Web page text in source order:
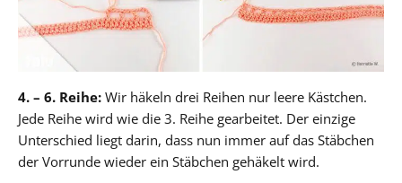
4. – 6. Reihe: Wir häkeln drei Reihen nur leere Kästchen.
Jede Reihe wird wie die 3. Reihe gearbeitet. Der einzige
Unterschied liegt darin, dass nun immer auf das Stäbchen
der Vorrunde wieder ein Stäbchen gehäkelt wird.